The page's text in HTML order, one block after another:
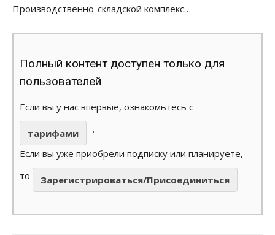
Производственно-складской комплекс…
Полный контент доступен только для
пользователей
Если вы у нас впервые, ознакомьтесь с
тарифами
.
Если вы уже приобрели подписку или планируете,
то
Зарегистрироваться/Присоединиться